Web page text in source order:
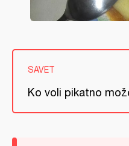
SAVET
Ko voli pikatno